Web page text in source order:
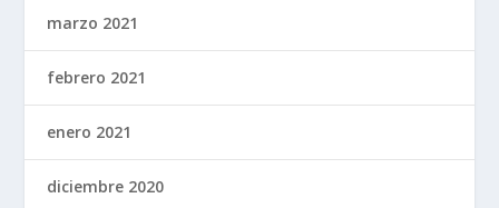
marzo 2021
febrero 2021
enero 2021
diciembre 2020